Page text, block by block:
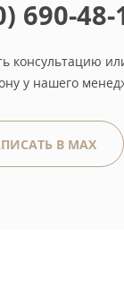
690-48-
консультацию
у нашего
В MAX